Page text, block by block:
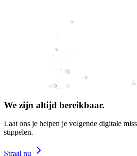
We zijn altijd bereikbaar.
Laat ons je helpen je volgende digitale
stippelen.
Straal nu